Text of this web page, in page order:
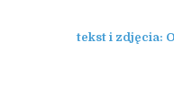
tekst i zdjęcia: